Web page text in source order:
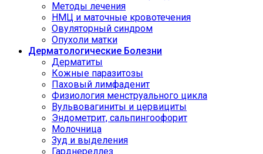
Методы лечения
НМЦ и маточные кровотечения
Овуляторный синдром
Опухоли матки
Дерматологические Болезни
Дерматиты
Кожные паразитозы
Паховый лимфаденит
Физиология менструального цикла
Вульвовагиниты и цервициты
Эндометрит, сальпингоофорит
Молочница
Зуд и выделения
Гарднереллез